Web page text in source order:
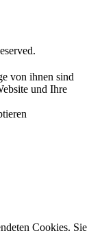
von ihnen sind
und Ihre
Cookies. Sie